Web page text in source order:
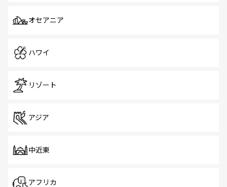
オセアニア
ハワイ
リゾート
アジア
中近東
アフリカ